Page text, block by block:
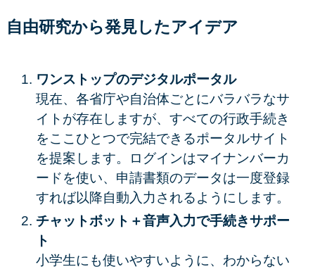
自由研究から発見したアイデア
ワンストップのデジタルポータル
現在、各省庁や自治体ごとにバラバラなサ
イトが存在しますが、すべての行政手続き
をここひとつで完結できるポータルサイト
を提案します。ログインはマイナンバーカ
ードを使い、申請書類のデータは一度登録
すれば以降自動入力されるようにします。
チャットボット＋音声入力で手続きサポー
ト
小学生にも使いやすいように、わからない